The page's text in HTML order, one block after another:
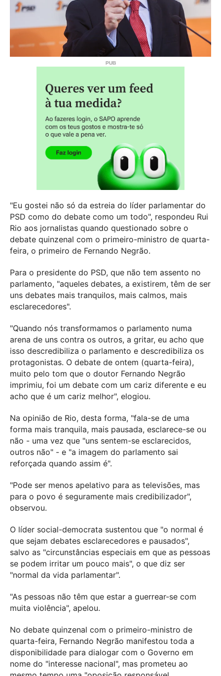
"Eu gostei não só da estreia do líder parlamentar do
PSD como do debate como um todo", respondeu Rui
Rio aos jornalistas quando questionado sobre o
debate quinzenal com o primeiro-ministro de quarta-
feira, o primeiro de Fernando Negrão.
Para o presidente do PSD, que não tem assento no
parlamento, "aqueles debates, a existirem, têm de ser
uns debates mais tranquilos, mais calmos, mais
esclarecedores".
"Quando nós transformamos o parlamento numa
arena de uns contra os outros, a gritar, eu acho que
isso descredibiliza o parlamento e descredibiliza os
protagonistas. O debate de ontem (quarta-feira),
muito pelo tom que o doutor Fernando Negrão
imprimiu, foi um debate com um cariz diferente e eu
acho que é um cariz melhor", elogiou.
Na opinião de Rio, desta forma, "fala-se de uma
forma mais tranquila, mais pausada, esclarece-se ou
não - uma vez que "uns sentem-se esclarecidos,
outros não" - e "a imagem do parlamento sai
reforçada quando assim é".
"Pode ser menos apelativo para as televisões, mas
para o povo é seguramente mais credibilizador",
observou.
O líder social-democrata sustentou que "o normal é
que sejam debates esclarecedores e pausados",
salvo as "circunstâncias especiais em que as pessoas
se podem irritar um pouco mais", o que diz ser
"normal da vida parlamentar".
"As pessoas não têm que estar a guerrear-se com
muita violência", apelou.
No debate quinzenal com o primeiro-ministro de
quarta-feira, Fernando Negrão manifestou toda a
disponibilidade para dialogar com o Governo em
nome do "interesse nacional", mas prometeu ao